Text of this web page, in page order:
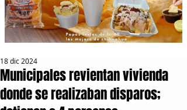
Municipales revientan vivienda
donde se realizaban disparos;
18 dic 2024